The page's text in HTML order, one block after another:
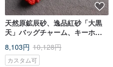
天然原鉱辰砂、逸品紅砂「大黒
天」バッグチャーム、キーホル
8,103円 10,128円
カスタム可